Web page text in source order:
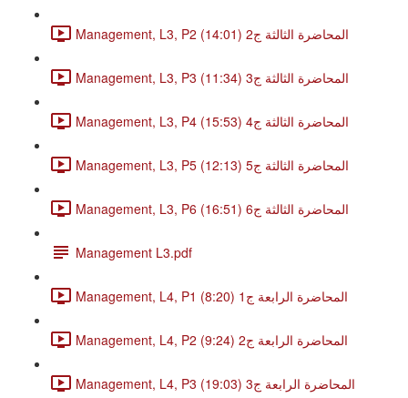
Management, L3, P2 المحاضرة الثالثة ج2 (14:01)
Management, L3, P3 المحاضرة الثالثة ج3 (11:34)
Management, L3, P4 المحاضرة الثالثة ج4 (15:53)
Management, L3, P5 المحاضرة الثالثة ج5 (12:13)
Management, L3, P6 المحاضرة الثالثة ج6 (16:51)
Management L3.pdf
Management, L4, P1 المحاضرة الرابعة ج1 (8:20)
Management, L4, P2 المحاضرة الرابعة ج2 (9:24)
Management, L4, P3 المحاضرة الرابعة ج3 (19:03)